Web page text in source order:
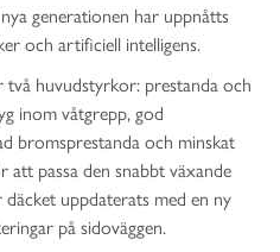
generationen har uppnåtts
och artificiell intelligens.
två huvudstyrkor: prestanda och
inom våtgrepp, god
bromsprestanda och minskat
passa den snabbt växande
uppdaterats med en ny
på sidoväggen.